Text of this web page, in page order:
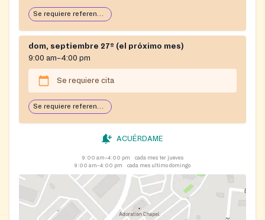
Se requiere referencia. Lemontree puede proporcionar esta referencia. Consulte los requisitos en las notas.
dom, septiembre 27º (el próximo mes)
9:00 am–4:00 pm
Se requiere cita
Se requiere referencia. Lemontree puede proporcionar esta referencia. Consulte los requisitos en las notas.
ACUÉRDAME
9:00 am–4:00 pm
cada mes 1er jueves
9:00 am–4:00 pm
cada mes ultimo domingo